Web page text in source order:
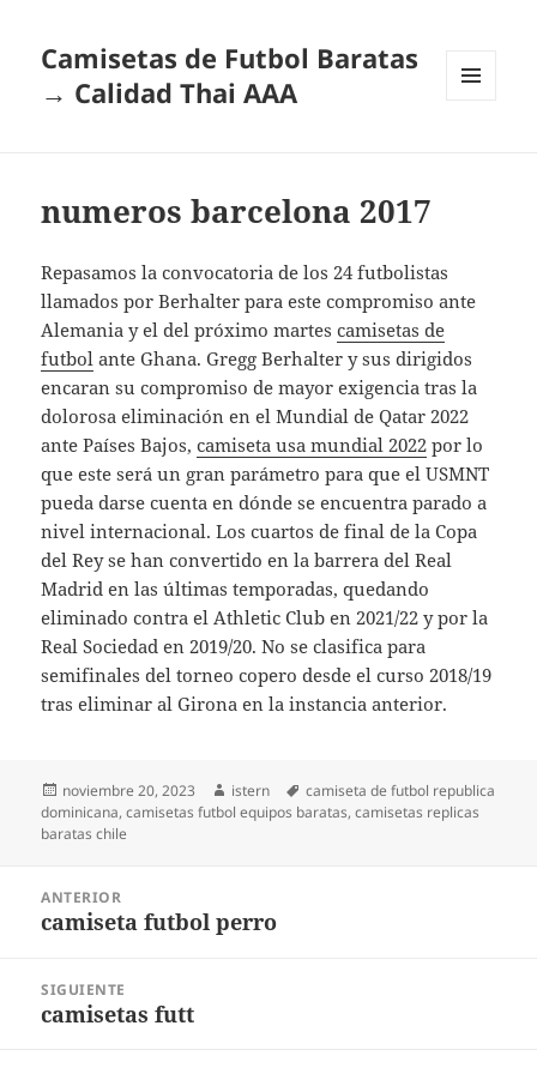
Camisetas de Futbol Baratas
→ Calidad Thai AAA
numeros barcelona 2017
Repasamos la convocatoria de los 24 futbolistas
llamados por Berhalter para este compromiso ante
Alemania y el del próximo martescamisetas de
futbol ante Ghana. Gregg Berhalter y sus dirigidos
encaran su compromiso de mayor exigencia tras la
dolorosa eliminación en el Mundial de Qatar 2022
ante Países Bajos,camiseta usa mundial 2022 por lo
que este será un gran parámetro para que el USMNT
pueda darse cuenta en dónde se encuentra parado a
nivel internacional. Los cuartos de final de la Copa
del Rey se han convertido en la barrera del Real
Madrid en las últimas temporadas, quedando
eliminado contra el Athletic Club en 2021/22 y por la
Real Sociedad en 2019/20. No se clasifica para
semifinales del torneo copero desde el curso 2018/19
tras eliminar al Girona en la instancia anterior.
Publicado
el
noviembre 20, 2023 Autor
istern Etiquetas
camiseta de futbol republica
dominicana,camisetas futbol equipos baratas,camisetas replicas
baratas chile
entradas
ANTERIOR
Entrada
camiseta futbol perro
SIGUIENTE
Entrada
camisetas futt